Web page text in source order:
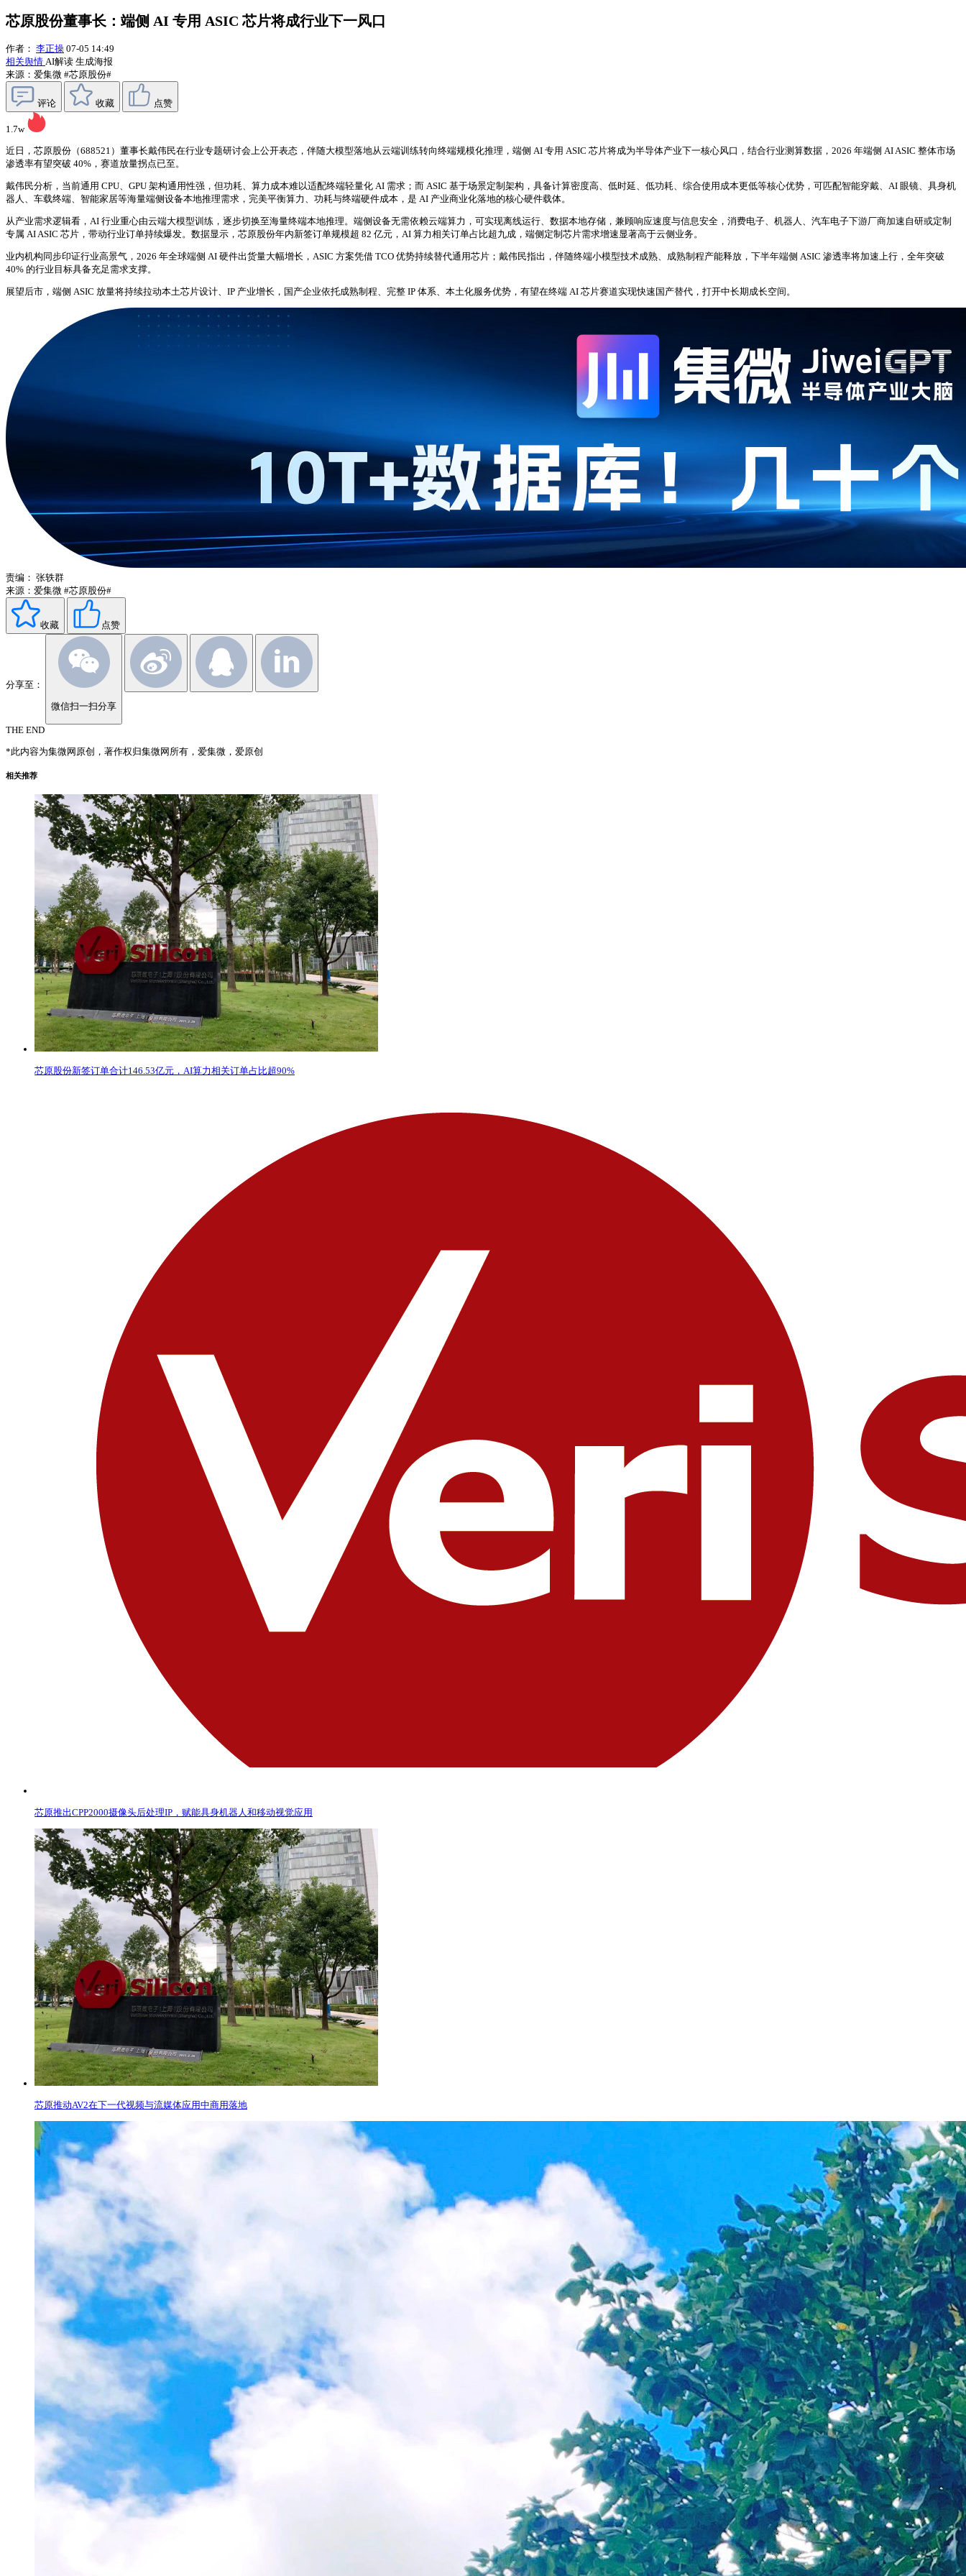
芯原股份董事长：端侧 AI 专用 ASIC 芯片将成行业下一风口
作者： 李正操 07-05 14:49
相关舆情 AI解读 生成海报
来源：爱集微 #芯原股份#
评论 收藏 点赞
1.7w
近日，芯原股份（688521）董事长戴伟民在行业专题研讨会上公开表态，伴随大模型落地从云端训练转向终端规模化推理，端侧 AI 专用 ASIC 芯片将成为半导体产业下一核心风口，结合行业测算数据，2026 年端侧 AI ASIC 整体市场
渗透率有望突破 40%，赛道放量拐点已至。
戴伟民分析，当前通用 CPU、GPU 架构通用性强，但功耗、算力成本难以适配终端轻量化 AI 需求；而 ASIC 基于场景定制架构，具备计算密度高、低时延、低功耗、综合使用成本更低等核心优势，可匹配智能穿戴、AI 眼镜、具身机
器人、车载终端、智能家居等海量端侧设备本地推理需求，完美平衡算力、功耗与终端硬件成本，是 AI 产业商业化落地的核心硬件载体。
从产业需求逻辑看，AI 行业重心由云端大模型训练，逐步切换至海量终端本地推理。端侧设备无需依赖云端算力，可实现离线运行、数据本地存储，兼顾响应速度与信息安全，消费电子、机器人、汽车电子下游厂商加速自研或定制
专属 AI ASIC 芯片，带动行业订单持续爆发。数据显示，芯原股份年内新签订单规模超 82 亿元，AI 算力相关订单占比超九成，端侧定制芯片需求增速显著高于云侧业务。
业内机构同步印证行业高景气，2026 年全球端侧 AI 硬件出货量大幅增长，ASIC 方案凭借 TCO 优势持续替代通用芯片；戴伟民指出，伴随终端小模型技术成熟、成熟制程产能释放，下半年端侧 ASIC 渗透率将加速上行，全年突破
40% 的行业目标具备充足需求支撑。
展望后市，端侧 ASIC 放量将持续拉动本土芯片设计、IP 产业增长，国产企业依托成熟制程、完整 IP 体系、本土化服务优势，有望在终端 AI 芯片赛道实现快速国产替代，打开中长期成长空间。
责编： 张轶群
来源：爱集微 #芯原股份#
收藏 点赞
分享至：
微信扫一扫分享
THE END
*此内容为集微网原创，著作权归集微网所有，爱集微，爱原创
相关推荐
芯原股份新签订单合计146.53亿元，AI算力相关订单占比超90%
芯原推出CPP2000摄像头后处理IP，赋能具身机器人和移动视觉应用
芯原推动AV2在下一代视频与流媒体应用中商用落地